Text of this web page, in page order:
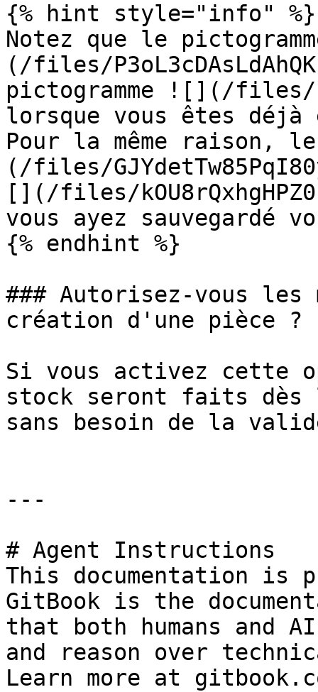
{% hint style="info" %}
Notez que le
(/files/
pictogramme ![](/files/
lorsque vous êtes déjà
Pour la même raison,
(/files/
[](/files/
vous ayez sauvegardé
{% endhint %}
### Autorisez-vous les
création d'une pièce ?
Si vous activez cette
stock seront faits
sans besoin de la
---
# Agent Instructions
This documentation is
GitBook is the
that both humans and
and reason over
Learn more at